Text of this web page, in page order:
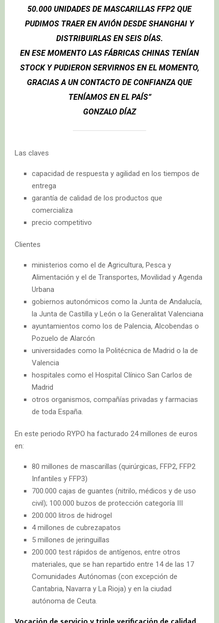
50.000 UNIDADES DE MASCARILLAS FFP2 QUE
PUDIMOS TRAER EN AVIÓN DESDE SHANGHAI Y
DISTRIBUIRLAS EN SEIS DÍAS.
EN ESE MOMENTO LAS FÁBRICAS CHINAS TENÍAN
STOCK Y PUDIERON SERVIRNOS EN EL MOMENTO,
GRACIAS A UN CONTACTO DE CONFIANZA QUE
TENÍAMOS EN EL PAÍS”
GONZALO DÍAZ
Las claves
capacidad de respuesta y agilidad en los tiempos de
entrega
garantía de calidad de los productos que
comercializa
precio competitivo
Clientes
ministerios como el de Agricultura, Pesca y
Alimentación y el de Transportes, Movilidad y Agenda
Urbana
gobiernos autonómicos como la Junta de Andalucía,
la Junta de Castilla y León o la Generalitat Valenciana
ayuntamientos como los de Palencia, Alcobendas o
Pozuelo de Alarcón
universidades como la Politécnica de Madrid o la de
Valencia
hospitales como el Hospital Clínico San Carlos de
Madrid
otros organismos, compañías privadas y farmacias
de toda España.
En este periodo RYPO ha facturado 24 millones de euros
en:
80 millones de mascarillas (quirúrgicas, FFP2, FFP2
Infantiles y FFP3)
700.000 cajas de guantes (nitrilo, médicos y de uso
civil); 100.000 buzos de protección categoría III
200.000 litros de hidrogel
4 millones de cubrezapatos
5 millones de jeringuillas
200.000 test rápidos de antígenos, entre otros
materiales, que se han repartido entre 14 de las 17
Comunidades Autónomas (con excepción de
Cantabria, Navarra y La Rioja) y en la ciudad
autónoma de Ceuta.